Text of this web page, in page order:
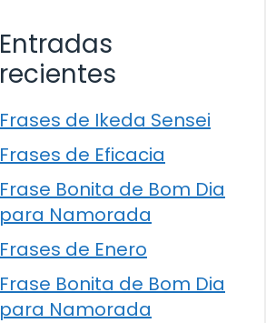
Entradas
recientes
Frases de Ikeda Sensei
Frases de Eficacia
Frase Bonita de Bom Dia
para Namorada
Frases de Enero
Frase Bonita de Bom Dia
para Namorada